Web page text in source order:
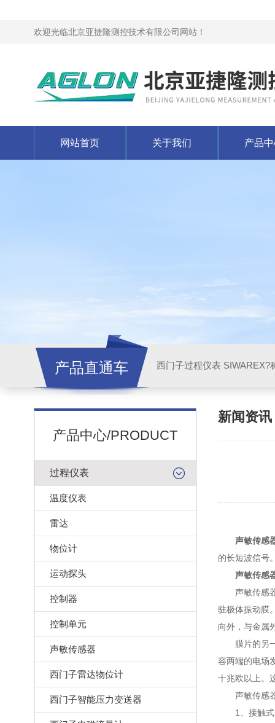
欢迎光临北京亚捷隆测控技术有限公司网站！
网站首页 关于我们 产品
产品直通车 西门子过程仪表 SIWAREX?
产品中心/PRODUCT
过程仪表
温度仪表
雷达
物位计
运动探头
控制器
控制单元
声敏传感器
西门子雷达物位计
西门子智能压力变送器
新闻资讯
声敏传感
的长短波信号
声敏传感
声敏传感器
驻极体振动膜
向外，与金属
膜片的另一
容两端的电场
十兆欧以上。
声敏传感器
1、接触式